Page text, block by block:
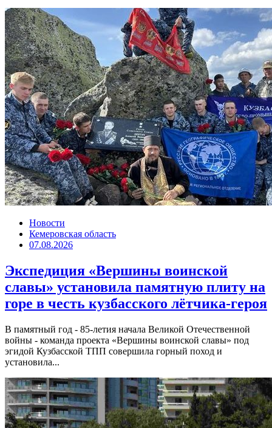
Новости
Кемеровская область
07.08.2026
Экспедиция «Вершины воинской
славы» установила памятную плиту на
горе в честь кузбасского лётчика-героя
В памятный год - 85-летия начала Великой Отечественной
войны - команда проекта «Вершины воинской славы» под
эгидой Кузбасской ТПП совершила горный поход и
установила...